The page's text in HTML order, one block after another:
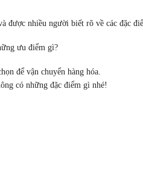
được nhiều người biết rõ về các đặc
ưu điểm gì?
để vận chuyển hàng hóa.
có những đặc điểm gì nhé!